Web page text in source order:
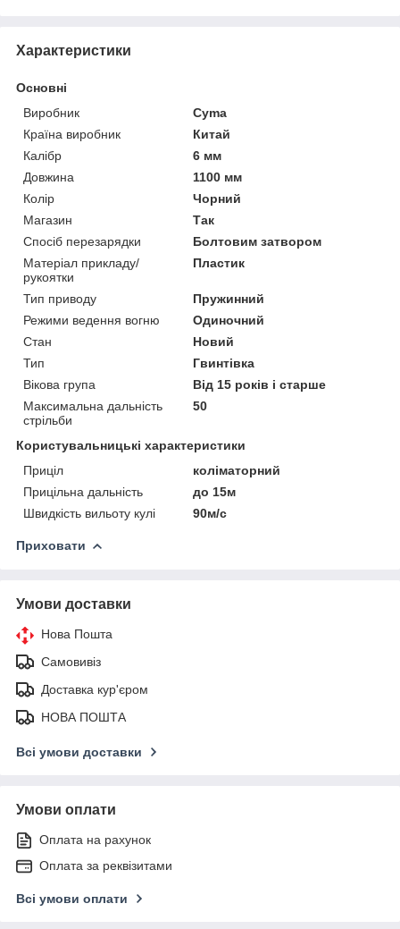
Характеристики
Основні
Виробник
Cyma
Країна виробник
Китай
Калібр
6 мм
Довжина
1100 мм
Колір
Чорний
Магазин
Так
Спосіб перезарядки
Болтовим затвором
Матеріал прикладу/
рукоятки
Пластик
Тип приводу
Пружинний
Режими ведення вогню
Одиночний
Стан
Новий
Тип
Гвинтівка
Вікова група
Від 15 років і старше
Максимальна дальність
стрільби
50
Користувальницькі характеристики
Приціл
коліматорний
Прицільна дальність
до 15м
Швидкість вильоту кулі
90м/с
Приховати
Умови доставки
Нова Пошта
Самовивіз
Доставка кур'єром
НОВА ПОШТА
Всі умови доставки
Умови оплати
Оплата на рахунок
Оплата за реквізитами
Всі умови оплати